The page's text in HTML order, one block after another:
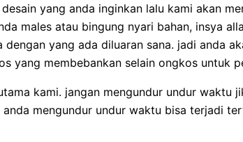
yang anda inginkan lalu kami akan
males atau bingung nyari bahan, insya
yang ada diluaran sana. jadi anda
yang membebankan selain ongkos untuk
kami. jangan mengundur undur waktu
mengundur undur waktu bisa terjadi